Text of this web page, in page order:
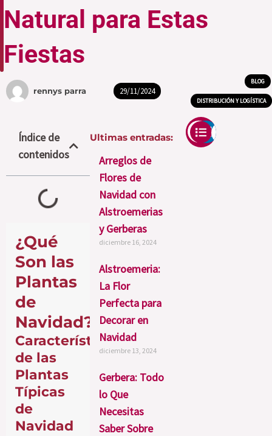
Natural para Estas
Fiestas
rennys parra 29/11/2024
BLOG
DISTRIBUCIÓN Y LOGÍSTICA
Índice de
contenidos
¿Qué
Son las
Plantas
de
Navidad?
Características
de las
Plantas
Típicas
de
Navidad
Ultimas entradas:
Arreglos de
Flores de
Navidad con
Alstroemerias
y Gerberas
diciembre 16, 2024
Alstroemeria:
La Flor
Perfecta para
Decorar en
Navidad
diciembre 13, 2024
Gerbera: Todo
lo Que
Necesitas
Saber Sobre